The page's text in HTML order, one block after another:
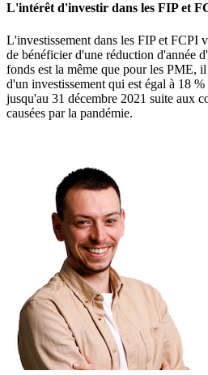
L'intérêt d'investir dans les FIP et
L'investissement dans les FIP et FCPI
de bénéficier d'une réduction d'année
fonds est la même que pour les PME,
d'un investissement qui est égal à 18
jusqu'au 31 décembre 2021 suite aux
causées par la pandémie.